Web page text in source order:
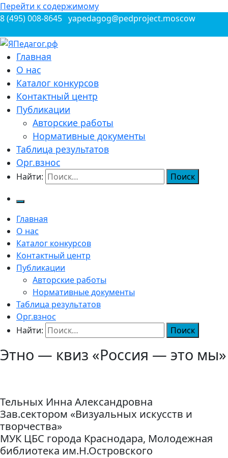
Перейти к содержимому
8 (495) 008-8645 yapedagog@pedproject.moscow
ЯПедагог.рф
Всероссийские конкурсы для педагогов
Главная
О нас
Каталог конкурсов
Контактный центр
Публикации
Авторские работы
Нормативные документы
Таблица результатов
Орг.взнос
Найти:
Главная
О нас
Каталог конкурсов
Контактный центр
Публикации
Авторские работы
Нормативные документы
Таблица результатов
Орг.взнос
Найти:
Этно — квиз «Россия — это мы»
Тельных Инна Александровна
Зав.сектором «Визуальных искусств и
творчества»
МУК ЦБС города Краснодара, Молодежная
библиотека им.Н.Островского